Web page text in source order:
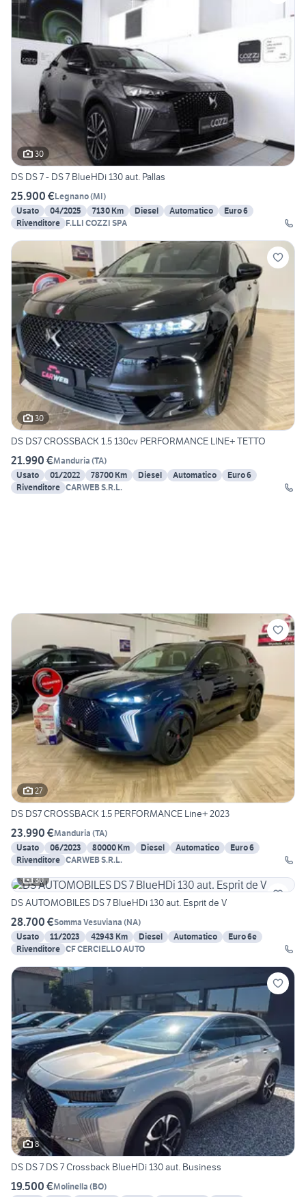
30
DS DS 7 - DS 7 BlueHDi 130 aut. Pallas
25.900 €Legnano(MI)
Usato
04/2025 7130 Km Diesel Automatico
Euro 6
Rivenditore F.LLI COZZI SPA
30
DS DS7 CROSSBACK 1.5 130cv PERFORMANCE LINE+ TETTO
21.990 €Manduria (TA)
Usato
01/2022 78700 Km Diesel Automatico
Euro 6
Rivenditore CARWEB S.R.L.
27
DS DS7 CROSSBACK 1.5 PERFORMANCE Line+ 2023
23.990 €Manduria (TA)
Usato
06/2023 80000 Km Diesel Automatico
Euro 6
Rivenditore CARWEB S.R.L.
30
DS AUTOMOBILES DS 7 BlueHDi 130 aut. Esprit de V
28.700 €Somma Vesuviana (NA)
Usato
11/2023 42943 Km Diesel Automatico
Euro 6e
Rivenditore CF CERCIELLO AUTO
8
DS DS 7 DS 7 Crossback BlueHDi 130 aut. Business
19.500 €Molinella (BO)